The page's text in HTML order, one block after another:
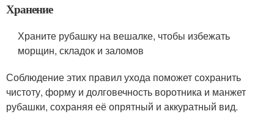
Хранение
Храните рубашку на вешалке, чтобы избежать
морщин, складок и заломов
Соблюдение этих правил ухода поможет сохранить
чистоту, форму и долговечность воротника и манжет
рубашки, сохраняя её опрятный и аккуратный вид.